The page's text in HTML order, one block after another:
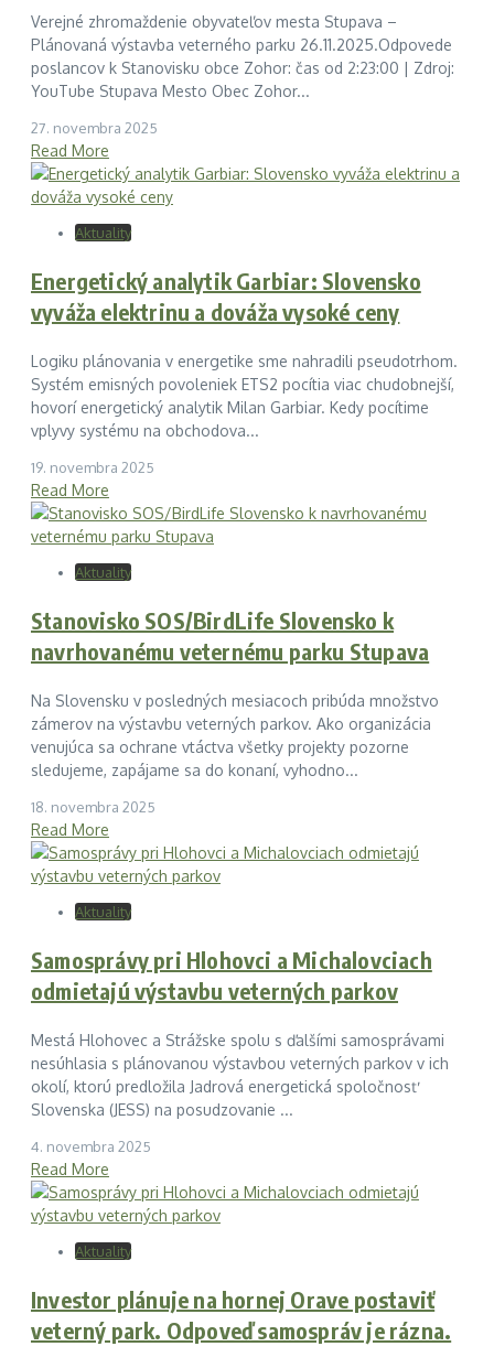
Verejné zhromaždenie obyvateľov mesta Stupava –
Plánovaná výstavba veterného parku 26.11.2025.Odpovede
poslancov k Stanovisku obce Zohor: čas od 2:23:00 | Zdroj:
YouTube Stupava Mesto Obec Zohor...
27. novembra 2025
Read More
Aktuality
Energetický analytik Garbiar: Slovensko
vyváža elektrinu a dováža vysoké ceny
Logiku plánovania v energetike sme nahradili pseudotrhom.
Systém emisných povoleniek ETS2 pocítia viac chudobnejší,
hovorí energetický analytik Milan Garbiar. Kedy pocítime
vplyvy systému na obchodova...
19. novembra 2025
Read More
Aktuality
Stanovisko SOS/BirdLife Slovensko k
navrhovanému veternému parku Stupava
Na Slovensku v posledných mesiacoch pribúda množstvo
zámerov na výstavbu veterných parkov. Ako organizácia
venujúca sa ochrane vtáctva všetky projekty pozorne
sledujeme, zapájame sa do konaní, vyhodno...
18. novembra 2025
Read More
Aktuality
Samosprávy pri Hlohovci a Michalovciach
odmietajú výstavbu veterných parkov
Mestá Hlohovec a Strážske spolu s ďalšími samosprávami
nesúhlasia s plánovanou výstavbou veterných parkov v ich
okolí, ktorú predložila Jadrová energetická spoločnosť
Slovenska (JESS) na posudzovanie ...
4. novembra 2025
Read More
Aktuality
Investor plánuje na hornej Orave postaviť
veterný park. Odpoveď samospráv je rázna.